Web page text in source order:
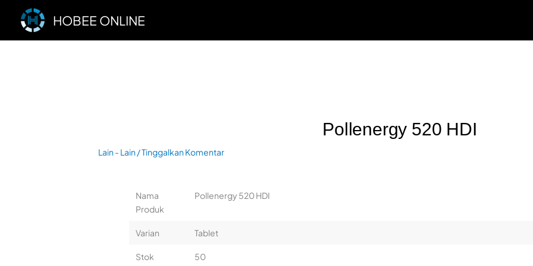
konten
HOBEE ONLINE
Pollenergy 520 HDI
Lain - Lain/Tinggalkan Komentar
Nama
Produk
Pollenergy 520 HDI
Varian Tablet
Stok 50